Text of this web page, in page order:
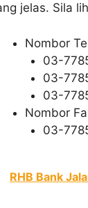
jelas. Sila
Nombor
03-
03-
03-
Nombor
03-
RHB Bank